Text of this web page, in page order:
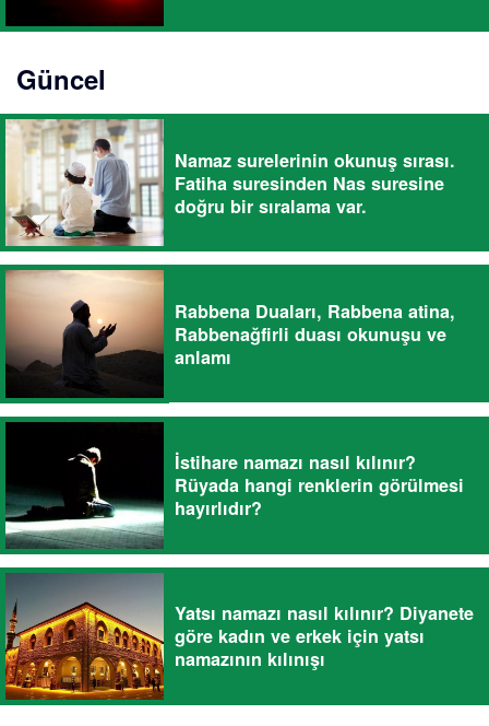
Güncel
Namaz surelerinin okunuş sırası.
Fatiha suresinden Nas suresine
doğru bir sıralama var.
Rabbena Duaları, Rabbena atina,
Rabbenağfirli duası okunuşu ve
anlamı
İstihare namazı nasıl kılınır?
Rüyada hangi renklerin görülmesi
hayırlıdır?
Yatsı namazı nasıl kılınır? Diyanete
göre kadın ve erkek için yatsı
namazının kılınışı